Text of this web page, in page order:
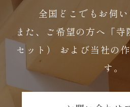
全国どこでもお伺い
また、ご希望の方へ「
セット）
および当社の
す。